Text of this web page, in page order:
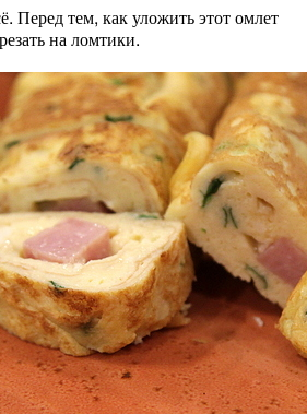
Перед тем, как уложить этот омлет
на ломтики.